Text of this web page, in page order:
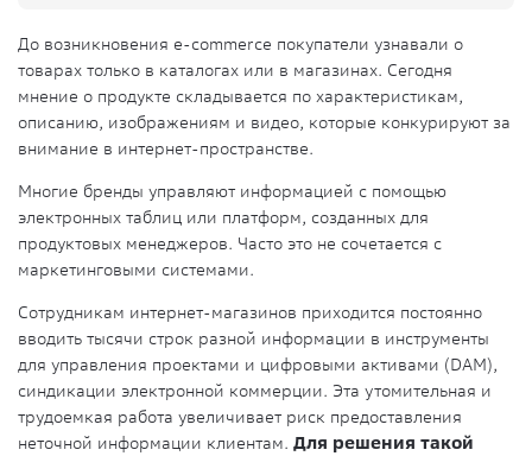
До возникновения e-commerce покупатели узнавали о
товарах только в каталогах или в магазинах. Сегодня
мнение о продукте складывается по характеристикам,
описанию, изображениям и видео, которые конкурируют за
внимание в интернет-пространстве.
Многие бренды управляют информацией с помощью
электронных таблиц или платформ, созданных для
продуктовых менеджеров. Часто это не сочетается с
маркетинговыми системами.
Сотрудникам интернет-магазинов приходится постоянно
вводить тысячи строк разной информации в инструменты
для управления проектами и цифровыми активами (DAM),
синдикации электронной коммерции. Эта утомительная и
трудоемкая работа увеличивает риск предоставления
неточной информации клиентам. Для решения такой